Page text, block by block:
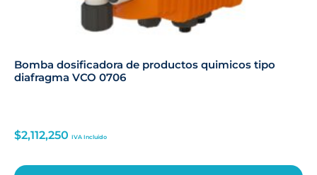
Bomba dosificadora de productos quimicos tipo
diafragma VCO 0706
$2,112,250 IVA Incluido